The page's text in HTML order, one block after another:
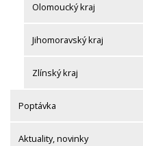
Olomoucký kraj
Jihomoravský kraj
Zlínský kraj
Poptávka
Aktuality, novinky